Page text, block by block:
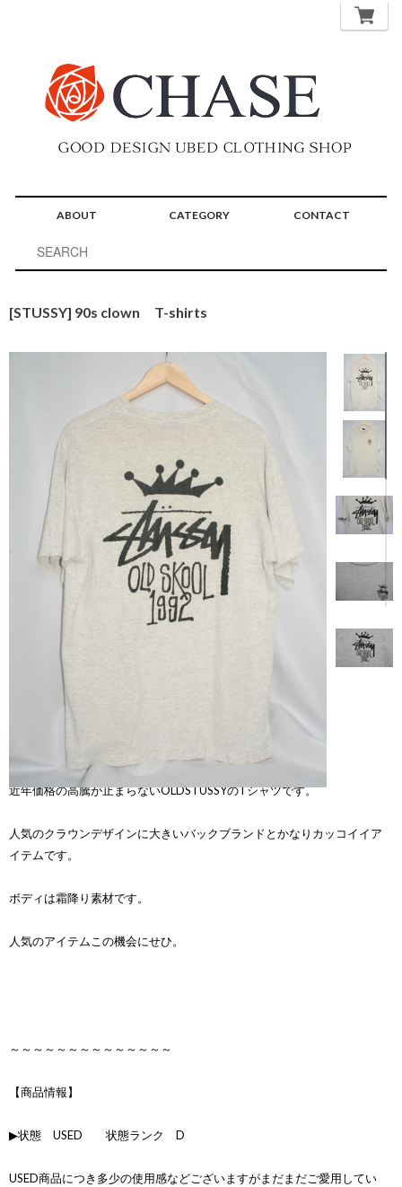
ABOUT CATEGORY CONTACT
[STUSSY] 90s clown T-shirts
近年価格の高騰が止まらないOLDSTUSSYのTシャツです。
人気のクラウンデザインに大きいバックブランドとかなりカッコイイア
イテムです。
ボディは霜降り素材です。
人気のアイテムこの機会にせひ。
～～～～～～～～～～～～～～
【商品情報】
▶状態 USED 状態ランク D
USED商品につき多少の使用感などございますがまだまだご愛用してい